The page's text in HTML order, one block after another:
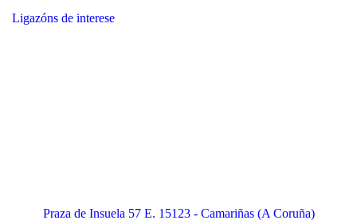
Ligazóns de interese
Praza de Insuela 57 E. 15123 - Camariñas (A Coruña)